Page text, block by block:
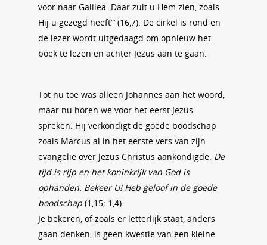
voor naar Galilea. Daar zult u Hem zien, zoals
Hij u gezegd heeft”’ (16,7). De cirkel is rond en
de lezer wordt uitgedaagd om opnieuw het
boek te lezen en achter Jezus aan te gaan.
Tot nu toe was alleen Johannes aan het woord,
maar nu horen we voor het eerst Jezus
spreken. Hij verkondigt de goede boodschap
zoals Marcus al in het eerste vers van zijn
evangelie over Jezus Christus aankondigde: De
tijd is rijp en het koninkrijk van God is
ophanden. Bekeer U! Heb geloof in de goede
boodschap (1,15; 1,4).
Je bekeren, of zoals er letterlijk staat, anders
gaan denken, is geen kwestie van een kleine